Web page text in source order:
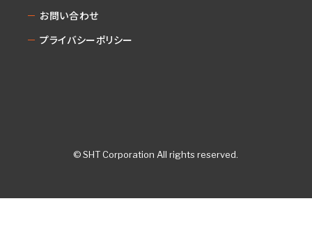
お問い合わせ
プライバシーポリシー
© SHT Corporation All rights reserved.